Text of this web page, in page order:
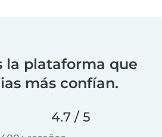
la plataforma que
más confían.
4.7 / 5